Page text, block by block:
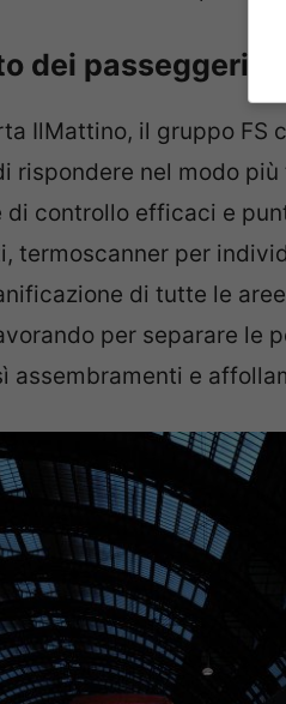
dei passeggeri
IlMattino, il gruppo FS
rispondere nel modo
di controllo efficaci e
termoscanner per
di tutte le
per separare le
assembramenti e